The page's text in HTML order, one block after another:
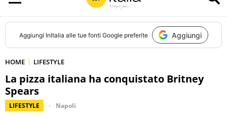
Aggiungi InItalia alle tue fonti Google preferite Aggiungi
HOME LIFESTYLE
La pizza italiana ha conquistato Britney
Spears
LIFESTYLE Napoli